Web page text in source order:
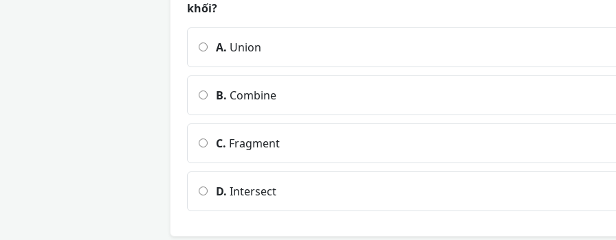
khối?
A. Union
B. Combine
C. Fragment
D. Intersect